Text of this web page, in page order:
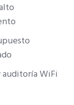
auditoría WiFi